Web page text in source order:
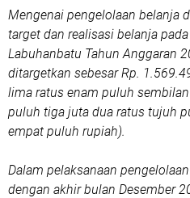
Mengenai pengelolaan belanja
target dan realisasi belanja
Labuhanbatu Tahun Anggaran
ditargetkan sebesar Rp.
lima ratus enam puluh
puluh tiga juta dua ratus tujuh
empat puluh rupiah).
Dalam pelaksanaan
dengan akhir bulan Desember